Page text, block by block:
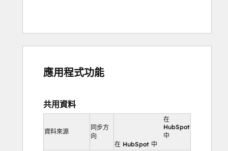
應用程式功能
共用資料
資料來源
同步方
向
在
HubSpot
中
在 HubSpot 中